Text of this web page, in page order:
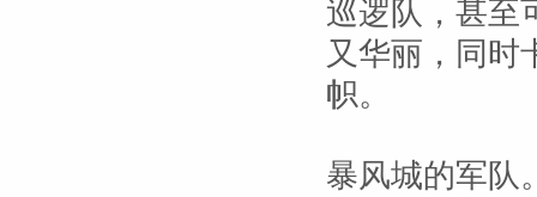
巡逻队，甚至
又华丽，同时
帜。
暴风城的军队